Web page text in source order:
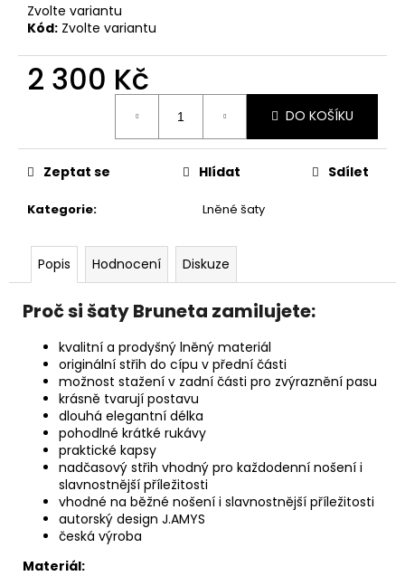
Zvolte variantu
Kód: Zvolte variantu
2 300 Kč
DO KOŠÍKU
Kategorie: Lněné šaty
Zeptat se Hlídat Sdílet
Popis Hodnocení Diskuze
Proč si šaty Bruneta zamilujete:
kvalitní a prodyšný lněný materiál
originální střih do cípu v přední části
možnost stažení v zadní části pro zvýraznění pasu
krásně tvarují postavu
dlouhá elegantní délka
pohodlné krátké rukávy
praktické kapsy
nadčasový střih vhodný pro každodenní nošení i
slavnostnější příležitosti
vhodné na běžné nošení i slavnostnější příležitosti
autorský design J.AMYS
česká výroba
Materiál: